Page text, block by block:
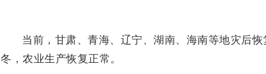
当前，甘肃、青海、辽宁、湖南、海南等地灾后
冬，农业生产恢复正常。